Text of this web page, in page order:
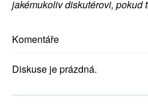
jakémukoliv diskutérovi, pokud
Komentáře
Diskuse je prázdná.